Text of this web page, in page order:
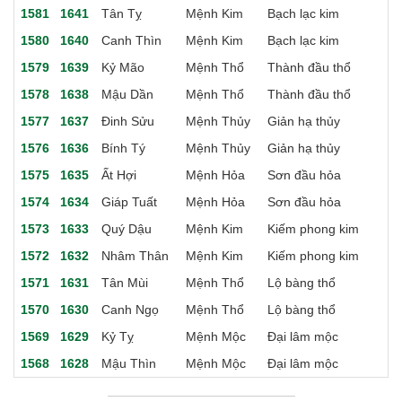
1581 1641 Tân Tỵ Mệnh Kim
Bạch lạc kim
1580
1640 Canh Thìn Mệnh Kim
Bạch lạc kim
1579
1639 Kỷ Mão Mệnh Thổ
Thành đầu thổ
1578
1638 Mậu Dần Mệnh Thổ
Thành đầu thổ
1577
1637 Đinh Sửu Mệnh Thủy
Giản hạ thủy
1576
1636 Bính Tý Mệnh Thủy
Giản hạ thủy
1575
1635 Ất Hợi Mệnh Hỏa
Sơn đầu hỏa
1574
1634 Giáp Tuất Mệnh Hỏa
Sơn đầu hỏa
1573
1633 Quý Dậu Mệnh Kim
Kiếm phong kim
1572
1632 Nhâm Thân Mệnh Kim
Kiếm phong kim
1571
1631 Tân Mùi Mệnh Thổ
Lộ bàng thổ
1570
1630 Canh Ngọ Mệnh Thổ
Lộ bàng thổ
1569
1629 Kỷ Tỵ Mệnh Mộc
Đại lâm mộc
1568
1628 Mậu Thìn Mệnh Mộc Đại lâm mộc